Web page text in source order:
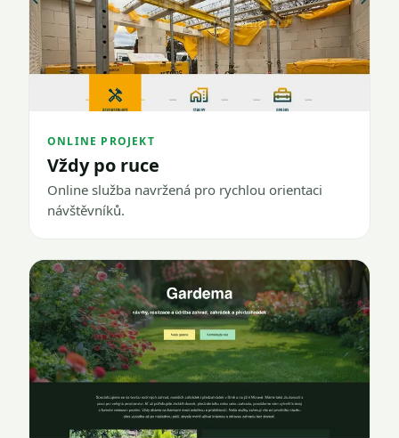
ONLINE PROJEKT
Vždy po ruce
Online služba navržená pro rychlou orientaci
návštěvníků.